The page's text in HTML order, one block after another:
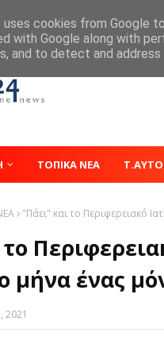
ΤΟΠΙΚΑ ΝΕΑ
"Πάει" και το Περιφερειακό
μήνα ένας
2021
uses cookies from Google
with Google along with
and to detect and address